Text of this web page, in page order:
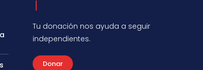
Tu donación nos ayuda a seguir
independientes.
Donar